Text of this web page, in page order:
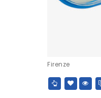
Firenze